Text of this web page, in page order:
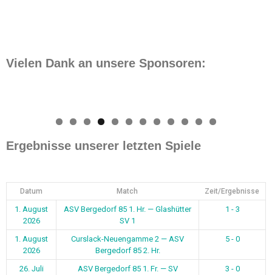
Vielen Dank an unsere Sponsoren:
0 1 2
Ergebnisse unserer letzten Spiele
Datum Match Zeit/Ergebnisse
1. August
2026
ASV Bergedorf 85 1. Hr. — Glashütter
SV 1
1 - 3
1. August
2026
Curslack-Neuengamme 2 — ASV
Bergedorf 85 2. Hr.
5 - 0
26. Juli
ASV Bergedorf 85 1. Fr. — SV
3 - 0